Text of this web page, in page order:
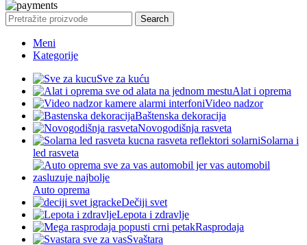
Search
Meni
Kategorije
Sve za kuću
Alat i oprema
Video nadzor
Baštenska dekoracija
Novogodišnja rasveta
Solarna i
led rasveta
Auto oprema
Dečiji svet
Lepota i zdravlje
Rasprodaja
Svaštara